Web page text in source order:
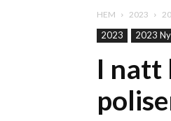
HEM 2023
2023 2023
I natt